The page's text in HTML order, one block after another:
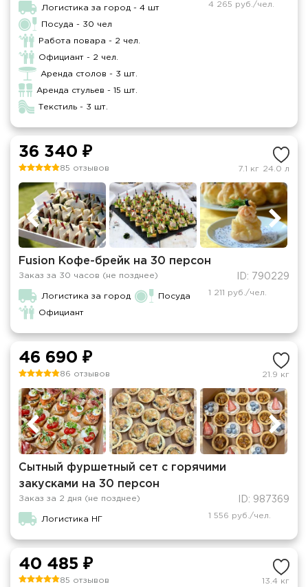
Логистика за город - 4 шт
Посуда - 30 чел
Работа повара - 2 чел.
Официант - 2 чел.
Аренда столов - 3 шт.
Аренда стульев - 15 шт.
Текстиль - 3 шт.
4 265 руб./чел.
36 340 ₽
85 отзывов 7.1 кг 24.0 л
Fusion Кофе-брейк на 30 персон
Заказ за 30 часов (не позднее) ID: 790229
Логистика за город Посуда
Официант
1 211 руб./чел.
46 690 ₽
86 отзывов 21.9 кг
Сытный фуршетный сет с горячими
закусками на 30 персон
Заказ за 2 дня (не позднее) ID: 987369
Логистика НГ 1 556 руб./чел.
40 485 ₽
85 отзывов 13.4 кг